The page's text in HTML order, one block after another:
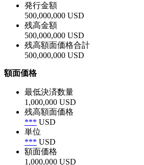
発行金額
500,000,000 USD
残高金額
500,000,000 USD
残高額面価格合計
500,000,000 USD
額面価格
最低決済数量
1,000,000 USD
残高額面価格
*** USD
単位
*** USD
額面価格
1,000,000 USD